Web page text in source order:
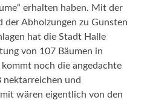
erhalten haben. Mit der
der Abholzungen zu Gunsten
hat die Stadt Halle
von 107 Bäumen in
noch die angedachte
nektarreichen und
wären eigentlich von den